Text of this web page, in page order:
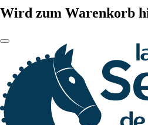
Wird zum Warenkorb